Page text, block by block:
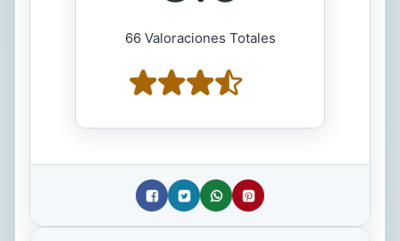
66 Valoraciones Totales